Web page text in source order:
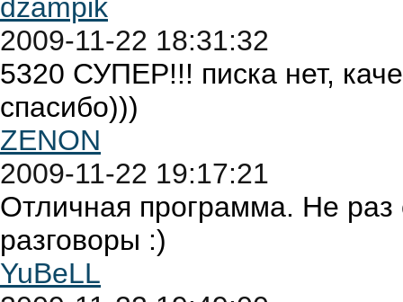
dzampik
2009-11-22 18:31:32
5320 СУПЕР!!! писка нет,
спасибо)))
ZENON
2009-11-22 19:17:21
Отличная программа. Не раз
разговоры :)
YuBeLL